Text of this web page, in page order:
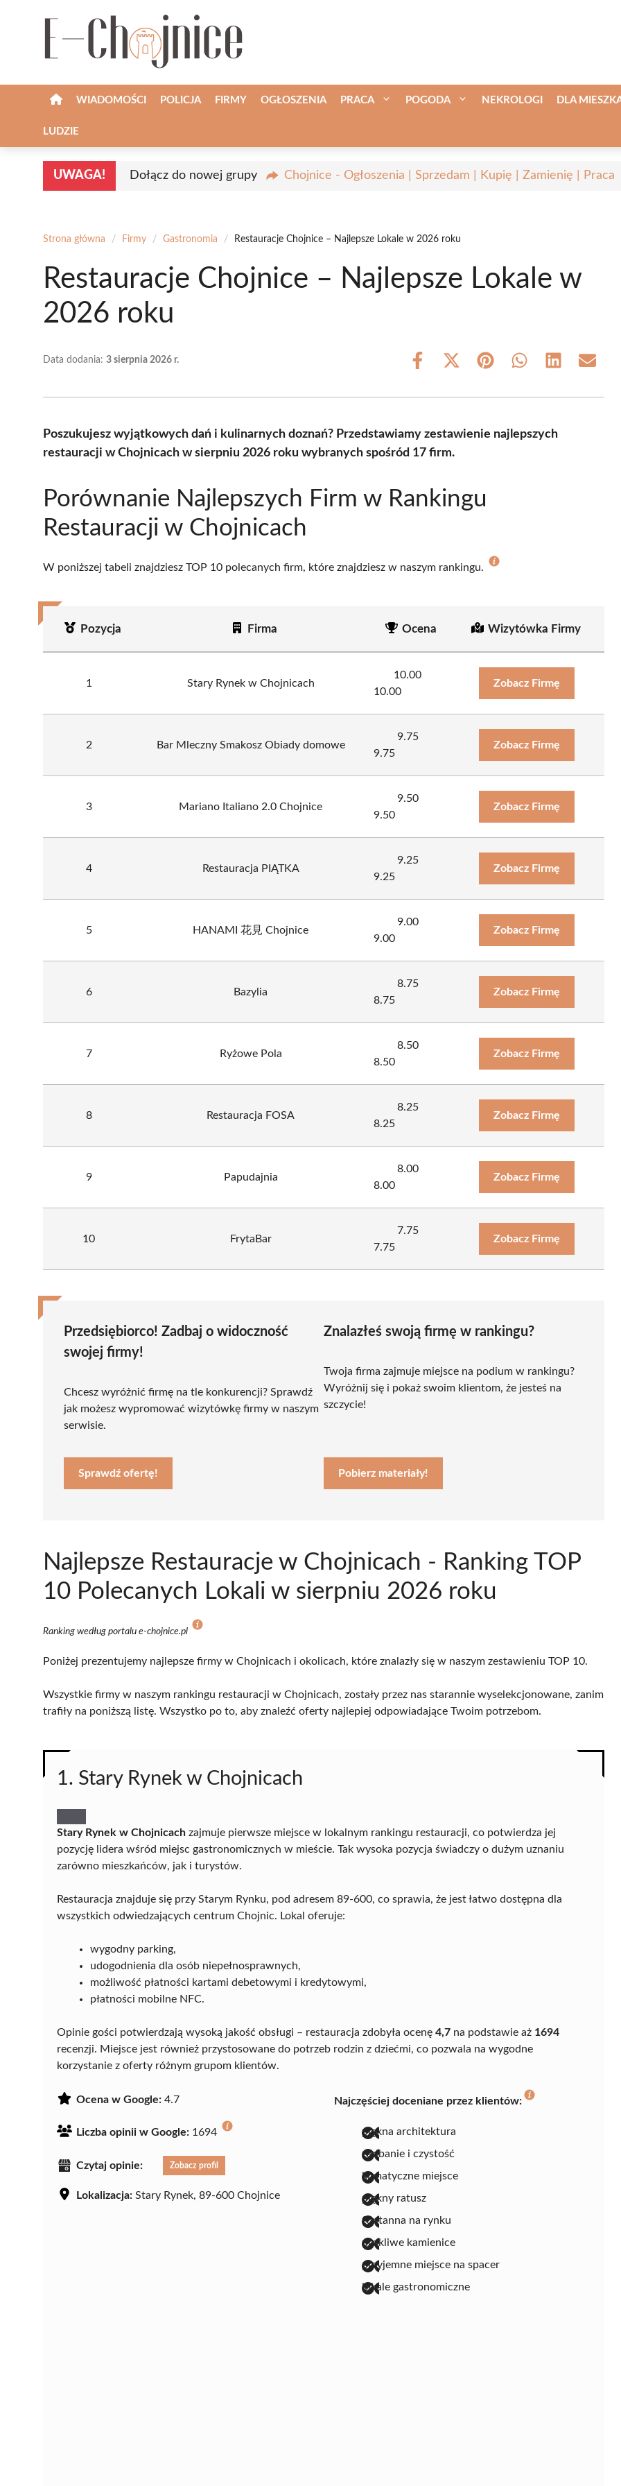
WIADOMOŚCI POLICJA FIRMY OGŁOSZENIA PRACA POGODA NEKROLOGI DLA
LUDZIE
UWAGA! Dołącz do nowej grupy Chojnice - Ogłoszenia | Sprzedam | Kupię | Zamienię | Praca
Strona główna / Firmy / Gastronomia / Restauracje Chojnice – Najlepsze Lokale w 2026 roku
Restauracje Chojnice – Najlepsze Lokale w
2026 roku
Data dodania: 3 sierpnia 2026 r.
Share
Share
(Twitter)
Share Share Share Share
Poszukujesz wyjątkowych dań i kulinarnych doznań? Przedstawiamy zestawienie najlepszych
restauracji w Chojnicach w sierpniu 2026 roku wybranych spośród 17 firm.
Porównanie Najlepszych Firm w Rankingu
Restauracji w Chojnicach
W poniższej tabeli znajdziesz TOP 10 polecanych firm, które znajdziesz w naszym rankingu.
Pozycja Firma Ocena Wizytówka Firmy
1 Stary Rynek w Chojnicach
10.00
10.00
Zobacz Firmę
2 Bar Mleczny Smakosz Obiady domowe
9.75
9.75
Zobacz Firmę
3 Mariano Italiano 2.0 Chojnice
9.50
9.50
Zobacz Firmę
4 Restauracja PIĄTKA
9.25
9.25
Zobacz Firmę
5 HANAMI 花見 Chojnice
9.00
9.00
Zobacz Firmę
6 Bazylia
8.75
8.75
Zobacz Firmę
7 Ryżowe Pola
8.50
8.50
Zobacz Firmę
8 Restauracja FOSA
8.25
8.25
Zobacz Firmę
9 Papudajnia
8.00
8.00
Zobacz Firmę
10 FrytaBar
7.75
7.75
Zobacz Firmę
Przedsiębiorco! Zadbaj o widoczność
swojej firmy!
Chcesz wyróżnić firmę na tle konkurencji? Sprawdź
jak możesz wypromować wizytówkę firmy w naszym
serwisie.
Sprawdź ofertę!
Znalazłeś swoją firmę w rankingu?
Twoja firma zajmuje miejsce na podium w rankingu?
Wyróżnij się i pokaż swoim klientom, że jesteś na
szczycie!
Pobierz materiały!
Najlepsze Restauracje w Chojnicach - Ranking TOP
10 Polecanych Lokali w sierpniu 2026 roku
Ranking według portalu e-chojnice.pl
Poniżej prezentujemy najlepsze firmy w Chojnicach i okolicach, które znalazły się w naszym zestawieniu TOP 10.
Wszystkie firmy w naszym rankingu restauracji w Chojnicach, zostały przez nas starannie wyselekcjonowane, zanim
trafiły na poniższą listę. Wszystko po to, aby znaleźć oferty najlepiej odpowiadające Twoim potrzebom.
1. Stary Rynek w Chojnicach
Stary Rynek w Chojnicach zajmuje pierwsze miejsce w lokalnym rankingu restauracji, co potwierdza jej
pozycję lidera wśród miejsc gastronomicznych w mieście. Tak wysoka pozycja świadczy o dużym uznaniu
zarówno mieszkańców, jak i turystów.
Restauracja znajduje się przy Starym Rynku, pod adresem 89-600, co sprawia, że jest łatwo dostępna dla
wszystkich odwiedzających centrum Chojnic. Lokal oferuje:
wygodny parking,
udogodnienia dla osób niepełnosprawnych,
możliwość płatności kartami debetowymi i kredytowymi,
płatności mobilne NFC.
Opinie gości potwierdzają wysoką jakość obsługi – restauracja zdobyła ocenę 4,7 na podstawie aż 1694
recenzji. Miejsce jest również przystosowane do potrzeb rodzin z dziećmi, co pozwala na wygodne
korzystanie z oferty różnym grupom klientów.
Ocena w Google: 4.7
Liczba opinii w Google: 1694
Czytaj opinie: Zobacz profil
Lokalizacja: Stary Rynek, 89-600 Chojnice
Najczęściej doceniane przez klientów:
piękna architektura
zadbanie i czystość
klimatyczne miejsce
piękny ratusz
fontanna na rynku
urokliwe kamienice
przyjemne miejsce na spacer
lokale gastronomiczne